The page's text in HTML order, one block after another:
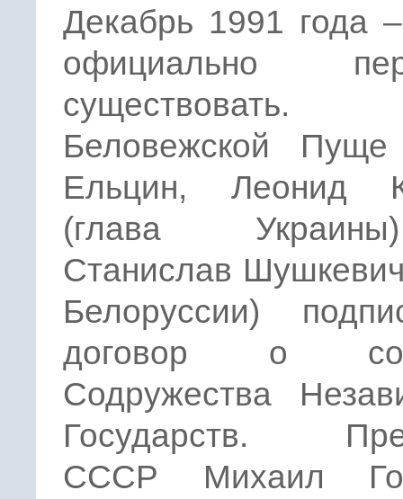
Декабрь 1991 года
официально
Беловежской
Ельцин, Леонид
(глава
Станислав
Белоруссии)
договор о
Содружества
Государств.
СССР Михаил